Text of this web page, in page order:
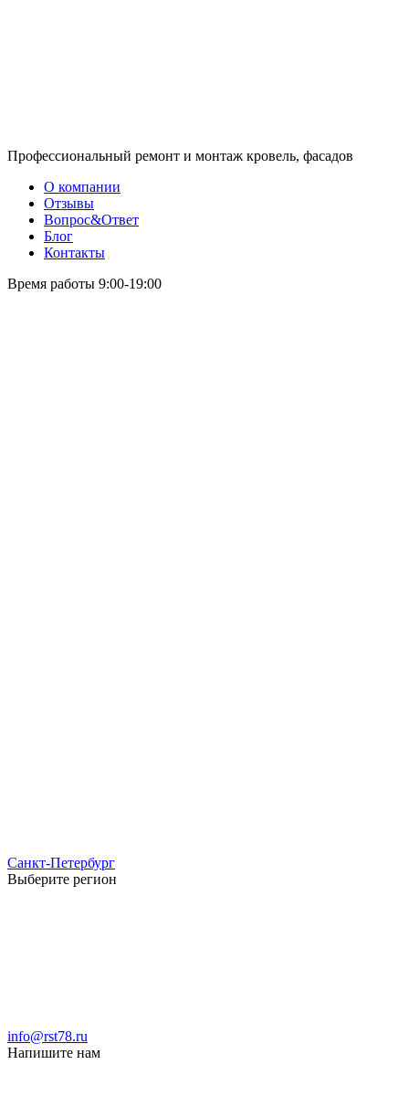
Профессиональный ремонт и монтаж кровель, фасадов
О компании
Отзывы
Вопрос&Ответ
Блог
Контакты
Время работы 9:00-19:00
Санкт-Петербург
Выберите регион
info@rst78.ru
Напишите нам